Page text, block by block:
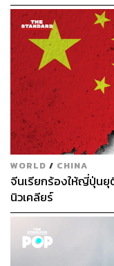
WORLD / CHINA
จีนเรียกร้องให้ญี่ปุ่น
นิวเคลียร์